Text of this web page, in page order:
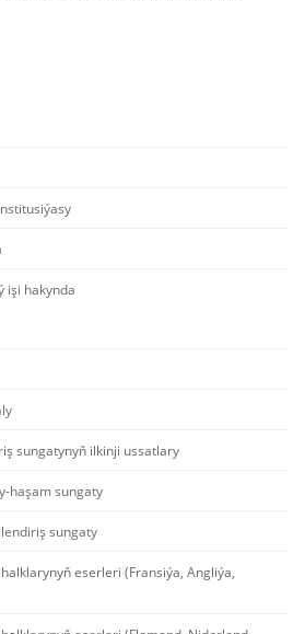
işi hakynda
sungatynyň ilkinji ussatlary
haşam sungaty
sungaty
eserleri (Fransiýa, Angliýa,